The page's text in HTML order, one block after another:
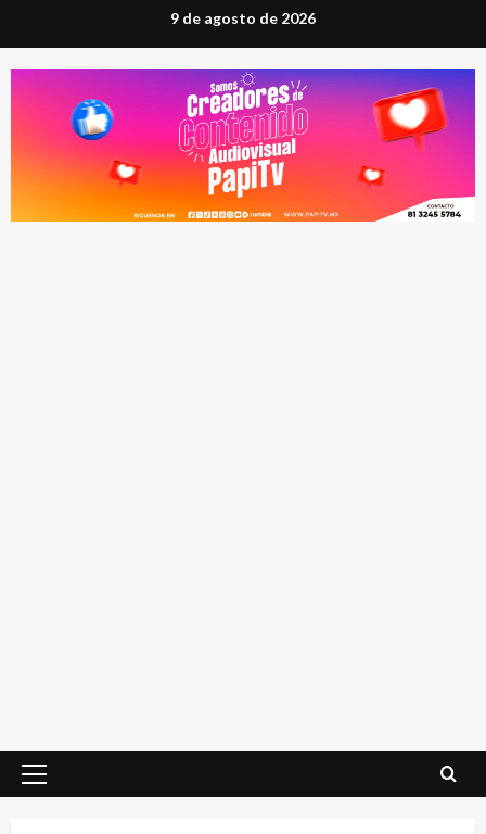
al
contenido
9 de agosto de 2026
Menú